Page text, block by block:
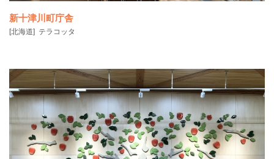
新十津川町庁舎
[北海道] テラコッタ